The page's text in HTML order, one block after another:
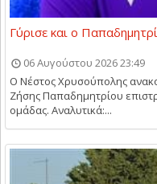
Γύρισε και ο
06 Αυγούστου 2026 23:49
Ο Νέστος Χρυσούπολης
Ζήσης Παπαδημητρίου
ομάδας. Αναλυτικά:...